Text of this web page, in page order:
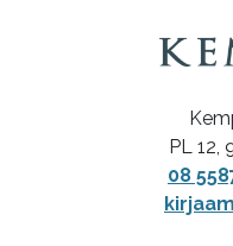
PL 12,
08